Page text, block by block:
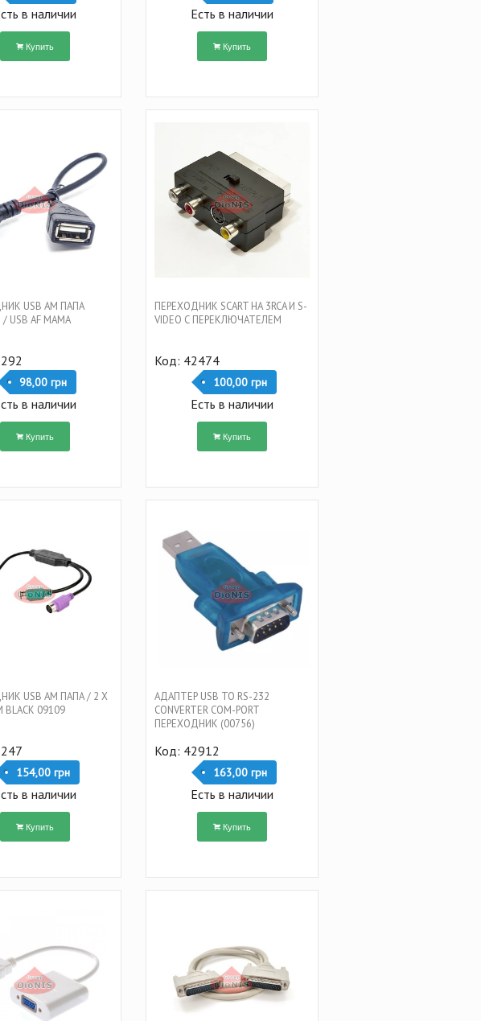
в наличии
Купить
Есть в наличии
Купить
USB AM ПАПА
USB AF МАМА
98,00 грн
в наличии
Купить
ПЕРЕХОДНИК SCART НА 3RCA И S-
VIDEO С ПЕРЕКЛЮЧАТЕЛЕМ
Код: 42474
100,00 грн
Есть в наличии
Купить
USB AM ПАПА / 2 Х
BLACK 09109
154,00 грн
в наличии
Купить
АДАПТЕР USB TO RS-232
CONVERTER COM-PORT
ПЕРЕХОДНИК (00756)
Код: 42912
163,00 грн
Есть в наличии
Купить